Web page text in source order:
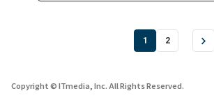
1 2
Copyright © ITmedia, Inc. All Rights Reserved.